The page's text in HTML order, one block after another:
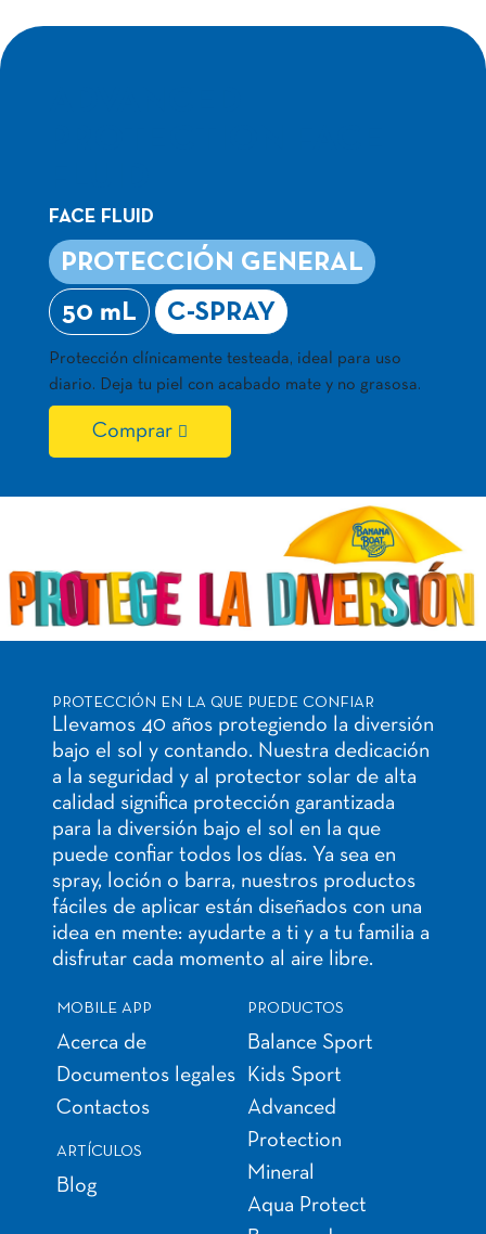
FACE FLUID
PROTECCIÓN GENERAL
50 mL
C-SPRAY
Protección clínicamente testeada, ideal para uso
diario. Deja tu piel con acabado mate y no grasosa.
Comprar
PROTECCIÓN EN LA QUE PUEDE CONFIAR
Llevamos 40 años protegiendo la diversión
bajo el sol y contando. Nuestra dedicación
a la seguridad y al protector solar de alta
calidad significa protección garantizada
para la diversión bajo el sol en la que
puede confiar todos los días. Ya sea en
spray, loción o barra, nuestros productos
fáciles de aplicar están diseñados con una
idea en mente: ayudarte a ti y a tu familia a
disfrutar cada momento al aire libre.
MOBILE APP
Acerca de
Documentos legales
Contactos
ARTÍCULOS
Blog
PRODUCTOS
Balance Sport
Kids Sport
Advanced
Protection
Mineral
Aqua Protect